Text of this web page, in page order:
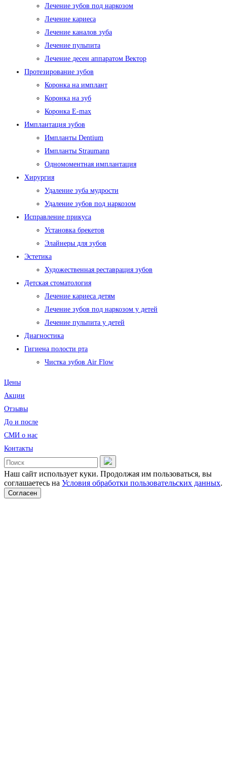
Лечение зубов под наркозом
Лечение кариеса
Лечение каналов зуба
Лечение пульпита
Лечение десен аппаратом Вектор
Протезирование зубов
Коронка на имплант
Коронка на зуб
Коронка E-max
Имплантация зубов
Импланты Dentium
Импланты Straumann
Одномоментная имплантация
Хирургия
Удаление зуба мудрости
Удаление зубов под наркозом
Исправление прикуса
Установка брекетов
Элайнеры для зубов
Эстетика
Художественная реставрация зубов
Детская стоматология
Лечение кариеса детям
Лечение зубов под наркозом у детей
Лечение пульпита у детей
Диагностика
Гигиена полости рта
Чистка зубов Air Flow
Цены
Акции
Отзывы
До и после
CМИ о нас
Контакты
Наш сайт использует куки. Продолжая им пользоваться, вы
соглашаетесь на Условия обработки пользовательских данных.